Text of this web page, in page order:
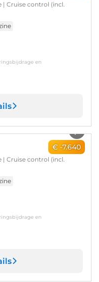
Cruise control (incl.
en
€ -7.640
Cruise control (incl.
en